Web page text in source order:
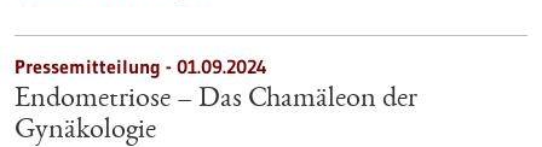
Pressemitteilung - 01.09.2024
Endometriose – Das Chamäleon der
Gynäkologie